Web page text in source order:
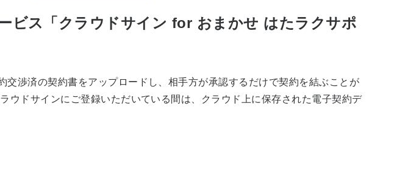
ビス「クラウドサイン for おまかせ はたラクサポ
渉済の契約書をアップロードし、相手方が承認するだけで契約を結ぶことが
ウドサインにご登録いただいている間は、クラウド上に保存された電子契約デ